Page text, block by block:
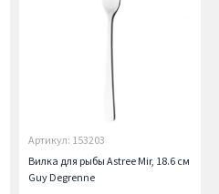
Артикул: 153203
Вилка для рыбы Astree Mir, 18.6 см
Guy Degrenne